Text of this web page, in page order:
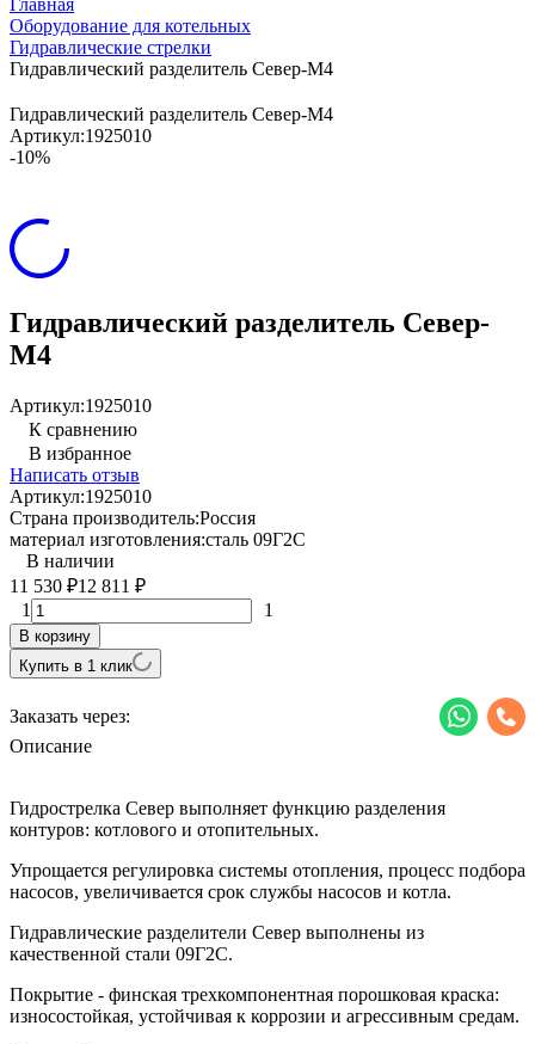
Главная
Оборудование для котельных
Гидравлические стрелки
Гидравлический разделитель Север-М4
Гидравлический разделитель Север-М4
Артикул:1925010
-10%
Гидравлический разделитель Север-
М4
Артикул:1925010
К сравнению
В избранное
Написать отзыв
Артикул:1925010
Страна производитель:Россия
материал изготовления:сталь 09Г2С
В наличии
11 530 ₽12 811 ₽
1 1
В корзину
Купить в 1 клик
Заказать через:
Описание
Гидрострелка Север выполняет функцию разделения
контуров: котлового и отопительных.
Упрощается регулировка системы отопления, процесс подбора
насосов, увеличивается срок службы насосов и котла.
Гидравлические разделители Север выполнены из
качественной стали 09Г2С.
Покрытие - финская трехкомпонентная порошковая краска:
износостойкая, устойчивая к коррозии и агрессивным средам.